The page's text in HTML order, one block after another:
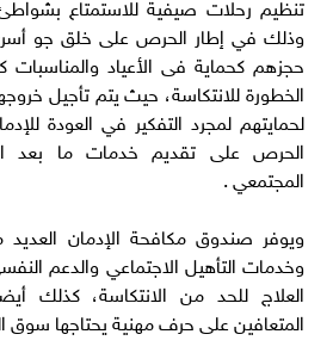
وذلك في إطار الحرص على خلق جو
حجزهم كحماية فى الأعياد والمناسبات
الخطورة للانتكاسة، حيث يتم تأجيل
لحمايتهم لمجرد التفكير في العودة
الحرص على تقديم خدمات ما بعد
المجتمعي .
ويوفر صندوق مكافحة الإدمان العديد
وخدمات التأهيل الاجتماعي والدعم
العلاج للحد من الانتكاسة، كذلك
المتعافين على حرف مهنية يحتاجها سوق